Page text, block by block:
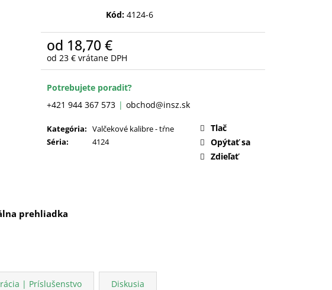
Kód: 4124-6
od 18,70 €
od 23 € vrátane DPH
Jednotková
Potrebujete poradiť?
+421 944 367 573
obchod@insz.sk
Kategória: Valčekové kalibre - tŕne
Séria: 4124
Tlač
Opýtať sa
Zdieľať
prehliadka
| Príslušenstvo Diskusia